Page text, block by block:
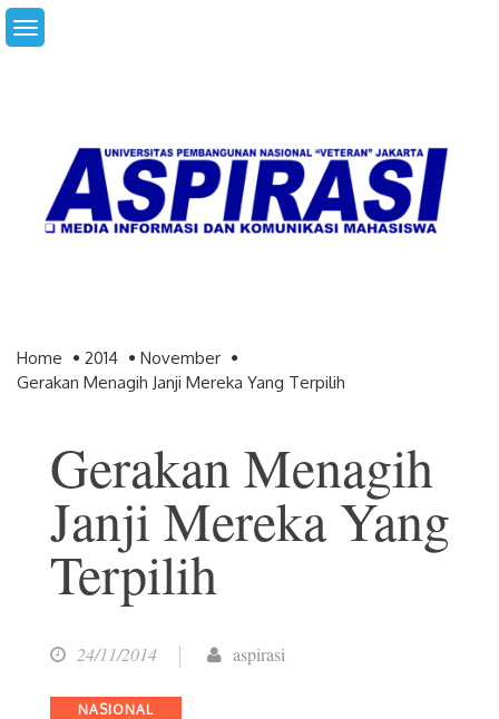
Skip
to
Home 2014
November
Gerakan Menagih Janji Mereka Yang Terpilih
Gerakan Menagih
Janji Mereka Yang
Terpilih
24/11/2014 aspirasi
Categories
NASIONAL